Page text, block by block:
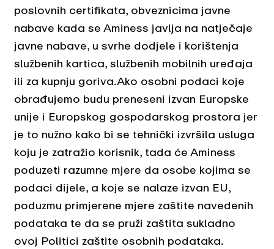
poslovnih certifikata, obveznicima javne
nabave kada se Aminess javlja na natječaje
javne nabave, u svrhe dodjele i korištenja
službenih kartica, službenih mobilnih uređaja
ili za kupnju goriva.Ako osobni podaci koje
obrađujemo budu preneseni izvan Europske
unije i Europskog gospodarskog prostora jer
je to nužno kako bi se tehnički izvršila usluga
koju je zatražio korisnik, tada će Aminess
poduzeti razumne mjere da osobe kojima se
podaci dijele, a koje se nalaze izvan EU,
poduzmu primjerene mjere zaštite navedenih
podataka te da se pruži zaštita sukladno
ovoj Politici zaštite osobnih podataka.